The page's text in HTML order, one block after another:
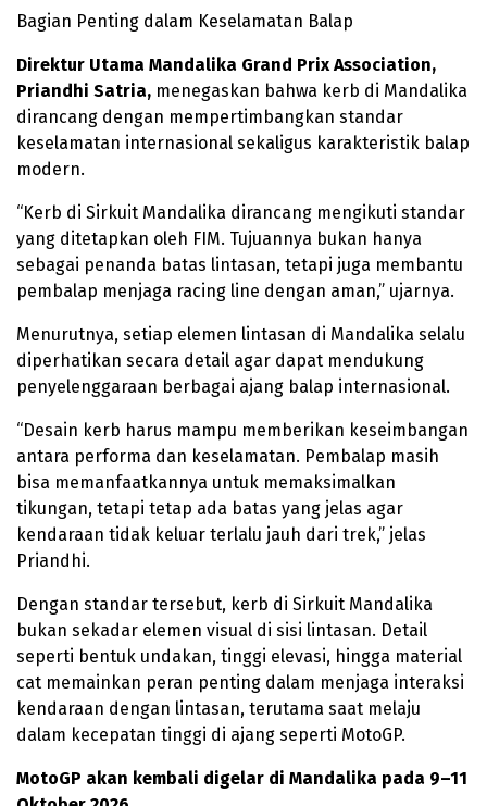
Bagian Penting dalam Keselamatan Balap
Direktur Utama Mandalika Grand Prix Association,
Priandhi Satria, menegaskan bahwa kerb di Mandalika
dirancang dengan mempertimbangkan standar
keselamatan internasional sekaligus karakteristik balap
modern.
“Kerb di Sirkuit Mandalika dirancang mengikuti standar
yang ditetapkan oleh FIM. Tujuannya bukan hanya
sebagai penanda batas lintasan, tetapi juga membantu
pembalap menjaga racing line dengan aman,” ujarnya.
Menurutnya, setiap elemen lintasan di Mandalika selalu
diperhatikan secara detail agar dapat mendukung
penyelenggaraan berbagai ajang balap internasional.
“Desain kerb harus mampu memberikan keseimbangan
antara performa dan keselamatan. Pembalap masih
bisa memanfaatkannya untuk memaksimalkan
tikungan, tetapi tetap ada batas yang jelas agar
kendaraan tidak keluar terlalu jauh dari trek,” jelas
Priandhi.
Dengan standar tersebut, kerb di Sirkuit Mandalika
bukan sekadar elemen visual di sisi lintasan. Detail
seperti bentuk undakan, tinggi elevasi, hingga material
cat memainkan peran penting dalam menjaga interaksi
kendaraan dengan lintasan, terutama saat melaju
dalam kecepatan tinggi di ajang seperti MotoGP.
MotoGP akan kembali digelar di Mandalika pada 9–11